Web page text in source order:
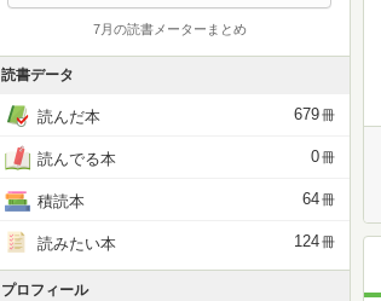
7月の読書メーターまとめ
読書データ
読んだ本 679冊
読んでる本 0冊
積読本 64冊
読みたい本 124冊
プロフィール